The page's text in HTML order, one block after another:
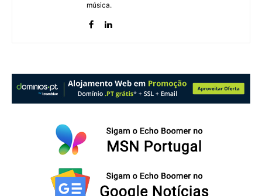
música.